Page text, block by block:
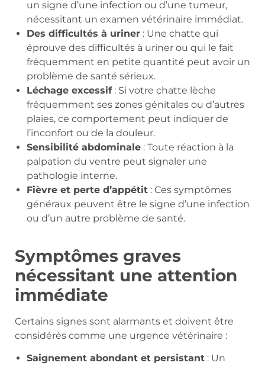
un signe d’une infection ou d’une tumeur,
nécessitant un examen vétérinaire immédiat.
Des difficultés à uriner : Une chatte qui
éprouve des difficultés à uriner ou qui le fait
fréquemment en petite quantité peut avoir un
problème de santé sérieux.
Léchage excessif: Si votre chatte lèche
fréquemment ses zones génitales ou d’autres
plaies, ce comportement peut indiquer de
l’inconfort ou de la douleur.
Sensibilité abdominale : Toute réaction à la
palpation du ventre peut signaler une
pathologie interne.
Fièvre et perte d’appétit : Ces symptômes
généraux peuvent être le signe d’une infection
ou d’un autre problème de santé.
Symptômes graves
nécessitant une attention
immédiate
Certains signes sont alarmants et doivent être
considérés comme une urgence vétérinaire :
Saignement abondant et persistant : Un